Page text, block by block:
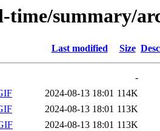
time/summary/
Last modified Size
-
2024-08-13 18:01 114K
2024-08-13 18:01 113K
2024-08-13 18:01 113K